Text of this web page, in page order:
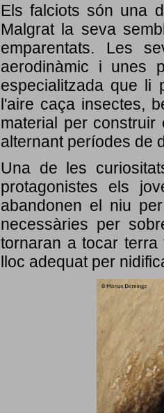
Els falciots són una
Malgrat la seva
emparentats. Les
aerodinàmic i unes
especialitzada que li
l'aire caça insectes,
material per
alternant períodes de
Una de les
protagonistes els
abandonen el niu
necessàries per
tornaran a tocar
lloc adequat per